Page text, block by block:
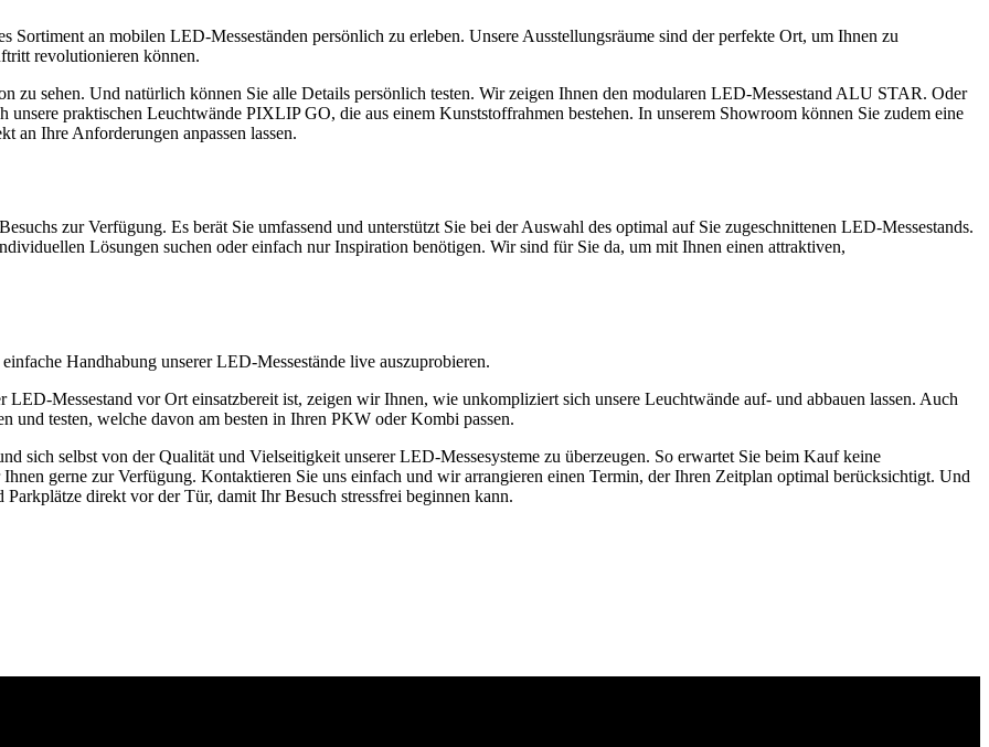
an mobilen LED-Messeständen persönlich zu erleben. Unsere Ausstellungsräume sind der perfekte Ort, um Ihnen zu
revolutionieren können.
zu sehen. Und natürlich können Sie alle Details persönlich testen. Wir zeigen Ihnen den modularen LED-Messestand ALU STAR. Oder
praktischen Leuchtwände PIXLIP GO, die aus einem Kunststoffrahmen bestehen. In unserem Showroom können Sie zudem eine
an Ihre Anforderungen anpassen lassen.
zur Verfügung. Es berät Sie umfassend und unterstützt Sie bei der Auswahl des optimal auf Sie zugeschnittenen LED-Messestands.
Lösungen suchen oder einfach nur Inspiration benötigen. Wir sind für Sie da, um mit Ihnen einen attraktiven,
Handhabung unserer LED-Messestände live auszuprobieren.
Messestand vor Ort einsatzbereit ist, zeigen wir Ihnen, wie unkompliziert sich unsere Leuchtwände auf- und abbauen lassen. Auch
und testen, welche davon am besten in Ihren PKW oder Kombi passen.
sich selbst von der Qualität und Vielseitigkeit unserer LED-Messesysteme zu überzeugen. So erwartet Sie beim Kauf keine
gerne zur Verfügung. Kontaktieren Sie uns einfach und wir arrangieren einen Termin, der Ihren Zeitplan optimal berücksichtigt. Und
direkt vor der Tür, damit Ihr Besuch stressfrei beginnen kann.